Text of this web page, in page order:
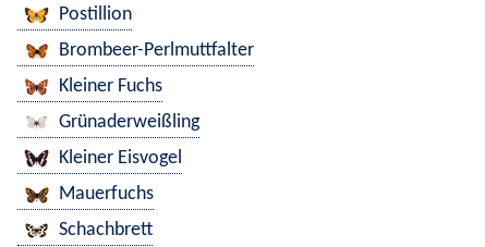
Postillion
Brombeer-Perlmuttfalter
Kleiner Fuchs
Grünaderweißling
Kleiner Eisvogel
Mauerfuchs
Schachbrett